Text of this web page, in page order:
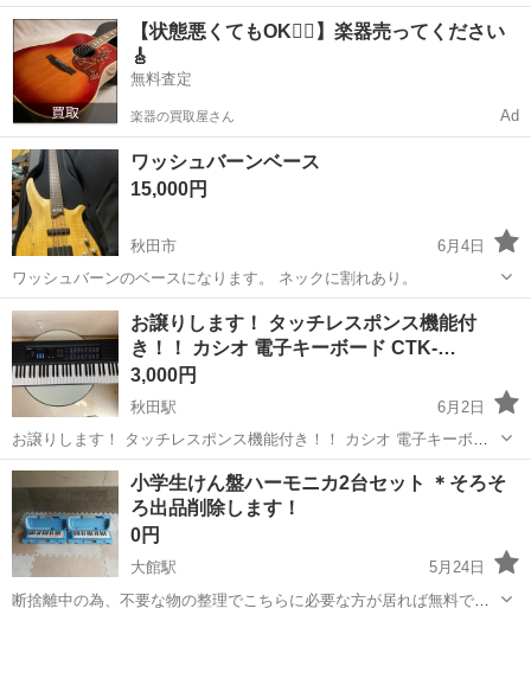
務！嬉しい寮費無料！ワンルーム寮完備★マイカー通勤OK＆工場敷地
内に無料駐車場あり★！《岩手県釜石市》 人気の工場のお仕事 ◇空気
圧制御機器（シリンダ、バルブ...
岩手 釜石市 釜石駅 その他
【状態悪くてもOK🙆‍♀️】楽器売ってください
🎸
無料査定
楽器の買取屋さん Ad
ワッシュバーンベース
15,000円
秋田市
6月4日
ワッシュバーンのベースになります。 ネックに割れあり。
秋田 秋田市 弦楽器、ギター ワッシュバーン
お譲りします！ タッチレスポンス機能付
き！！ カシオ 電子キーボード CTK-…
3,000円
秋田駅
6月2日
お譲りします！ タッチレスポンス機能付き！！ カシオ 電子キーボー
ド CTK-530 ※ACアダプター欠品のため、単一電池6本で動作チェック
しています。 ※写真に写っている物（本体のみ）となります。 ...
秋田 秋田市 秋田駅 電子楽器 CTK
小学生けん盤ハーモニカ2台セット ＊そろそ
ろ出品削除します！
0円
大館駅
5月24日
断捨離中の為、不要な物の整理でこちらに必要な方が居れば無料で差